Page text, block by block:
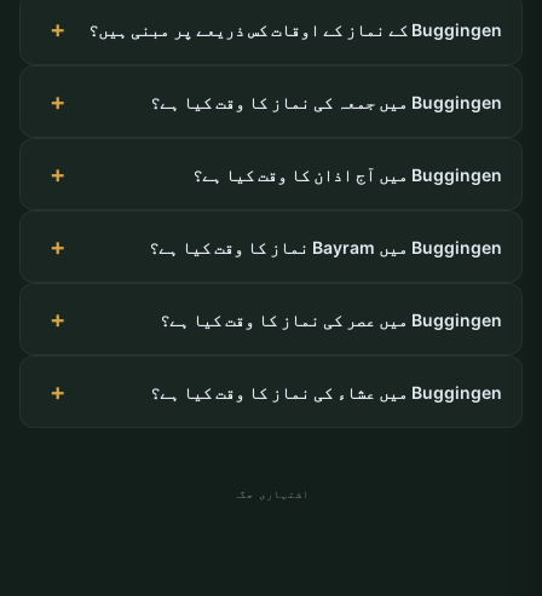
Buggingen کے نماز کے اوقات کس ذریعے پر مبنی ہیں؟
Buggingen میں جمعہ کی نماز کا وقت کیا ہے؟
Buggingen میں آج اذان کا وقت کیا ہے؟
Buggingen میں Bayram نماز کا وقت کیا ہے؟
Buggingen میں عصر کی نماز کا وقت کیا ہے؟
Buggingen میں عشاء کی نماز کا وقت کیا ہے؟
اشتہاری جگہ